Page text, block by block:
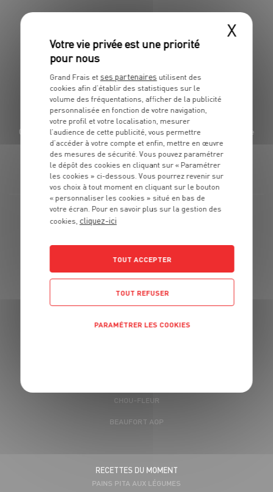
GRAND FRAIS, LE MEILLEUR
MARCHÉ PRÈS DE CHEZ VOUS
GRAND FRAIS : LES MAGASINS SPÉCIALISTES DE LA
VENTE DE
PRODUITS FRAIS EN FRANCE ET EN BELGIQUE AU
MEILLEUR PRIX.
Grand Frais dispose d'un réseau de 352 magasins pour la vente de
fruits et légumes frais, les produits
exotiques, la boucherie, l'espace Epiceries d'ici et d'ailleurs, la
fromagerie et la poissonnerie.
PRODUITS DU MOMENT
PÂTISSON
BANANE PLANTAIN
CHOU-FLEUR
BEAUFORT AOP
RECETTES DU MOMENT
PAINS PITA AUX LÉGUMES
X
Grand Frais et ses partenaires utilisent des
cookies afin d’établir des statistiques sur le
volume des fréquentations, afficher de la publicité
personnalisée en fonction de votre navigation,
votre profil et votre localisation, mesurer
l’audience de cette publicité, vous permettre
d’accéder à votre compte et enfin, mettre en œuvre
des mesures de sécurité. Vous pouvez paramétrer
le dépôt des cookies en cliquant sur « Paramétrer
les cookies » ci-dessous. Vous pourrez revenir sur
vos choix à tout moment en cliquant sur le bouton
« personnaliser les cookies » situé en bas de
votre écran. Pour en savoir plus sur la gestion des
cookies, cliquez-ici
TOUT ACCEPTER
TOUT REFUSER
PARAMÉTRER LES COOKIES